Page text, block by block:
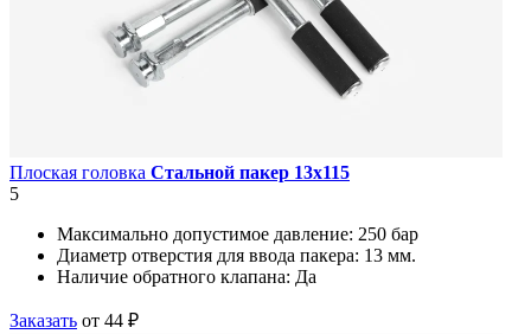
Плоская головка Стальной пакер 13х115
5
Максимально допустимое давление: 250 бар
Диаметр отверстия для ввода пакера: 13 мм.
Наличие обратного клапана: Да
Заказать от 44 ₽